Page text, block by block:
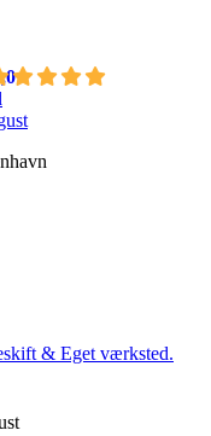
& Eget værksted.